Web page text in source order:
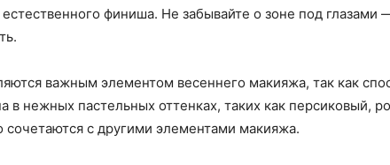
финиша. Не забывайте о зоне под глазами
важным элементом весеннего макияжа, так как
нежных пастельных оттенках, таких как персиковый,
с другими элементами макияжа.